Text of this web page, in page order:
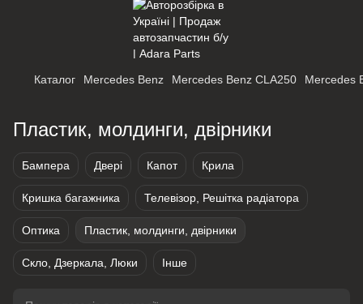
Каталог Mercedes Benz Mercedes Benz CLA250 Mercedes
Пластик, молдинги, двірники
Бампера Двері Капот Крила
Кришка багажника Телевізор, Решітка радіатора
Оптика Пластик, молдинги, двірники
Скло, Дзеркала, Люки Інше